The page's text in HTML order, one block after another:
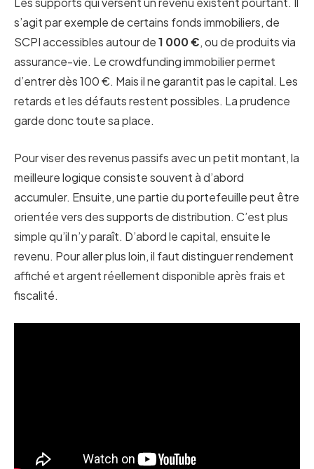
s’agit par exemple de certains fonds immobiliers, de
SCPI accessibles autour de1 000 €, ou de produits via
assurance-vie. Le crowdfunding immobilier permet
d’entrer dès 100 €. Mais il ne garantit pas le capital. Les
retards et les défauts restent possibles. La prudence
garde donc toute sa place.
Pour viser des revenus passifs avec un petit montant, la
meilleure logique consiste souvent à d’abord
accumuler. Ensuite, une partie du portefeuille peut être
orientée vers des supports de distribution. C’est plus
simple qu’il n’y paraît. D’abord le capital, ensuite le
revenu. Pour aller plus loin, il faut distinguer rendement
affiché et argent réellement disponible après frais et
fiscalité.